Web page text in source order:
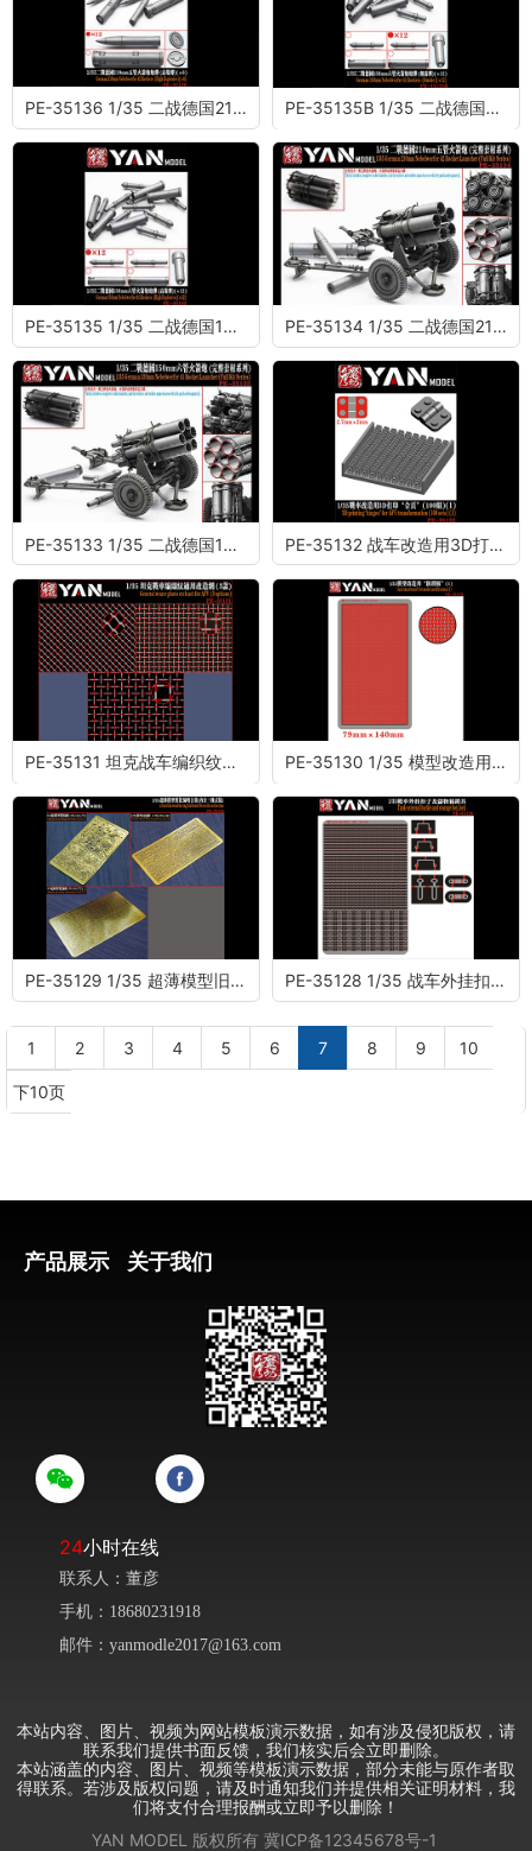
PE-35136 1/35 二战德国210mm五管火箭炮炮弹 (高爆弹)(×6) PE-35135B 1/35 二战德国150mm六管火箭炮炮弹 (烟雾弹)(×12)
PE-35135 1/35 二战德国150mm六管火箭炮炮弹 (高爆弹)(×12) PE-35134 1/35 二战德国210mm五管火箭炮 (完整套材系列)
PE-35133 1/35 二战德国150mm六管火箭炮 (完整套材系列) PE-35132 战车改造用3D打印“合页”(100组)(1)
PE-35131 坦克战车编织纹通用改造网 (3款) PE-35130 1/35 模型改造用“防滑板”（1）
PE-35129 1/35 超薄模型旧化漏喷合集(内含三种式样) PE-35128 1/35 战车外挂扣子及储物箱锁具
1 2 3 4 5 6 7 8 9 10
下10页
产品展示 关于我们
24小时在线
联系人：董彦
手机：18680231918
邮件：yanmodle2017@163.com
本站内容、图片、视频为网站模板演示数据，如有涉及侵犯版权，请
联系我们提供书面反馈，我们核实后会立即删除。
本站涵盖的内容、图片、视频等模板演示数据，部分未能与原作者取
得联系。若涉及版权问题，请及时通知我们并提供相关证明材料，我
们将支付合理报酬或立即予以删除！
YAN MODEL 版权所有 冀ICP备12345678号-1